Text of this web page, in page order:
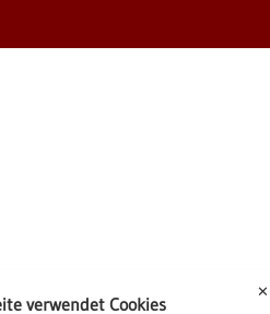
✕
verwendet Cookies